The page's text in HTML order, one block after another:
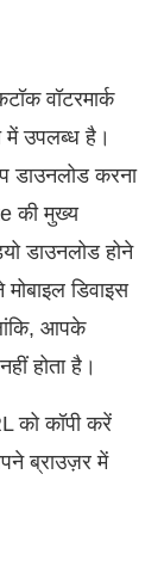
वॉटरमार्क
में उपलब्ध है।
डाउनलोड करना
की मुख्य
डाउनलोड होने
डिवाइस
आपके
होता है।
को कॉपी करें
ब्राउज़र में